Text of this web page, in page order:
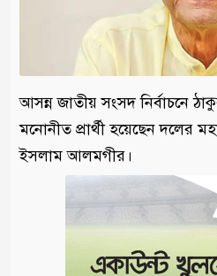
আসন্ন জাতীয় সংসদ নির্বাচনে
মনোনীত প্রার্থী হয়েছেন দলের
ইসলাম আলমগীর।